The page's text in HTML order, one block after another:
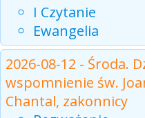
I Czytanie
Ewangelia
2026-08-12 - Środa.
wspomnienie św.
Chantal, zakonnicy